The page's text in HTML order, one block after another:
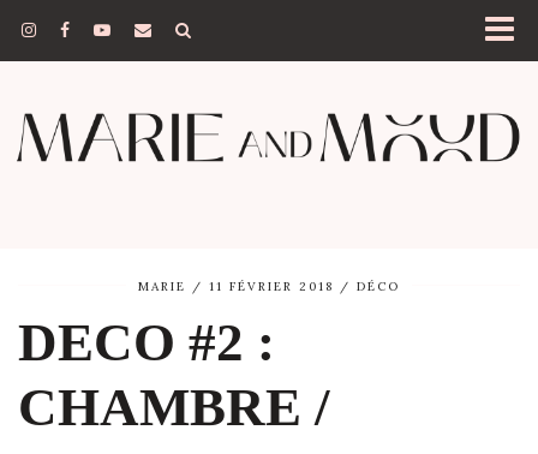
MARIE 11 FÉVRIER 2018 DÉCO
DECO #2 :
CHAMBRE /